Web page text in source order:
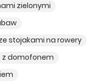
zielonymi
stojakami na rowery
z domofonem